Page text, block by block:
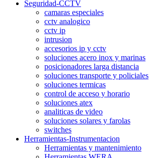
Seguridad-CCTV
camaras especiales
cctv analogico
cctv ip
intrusion
accesorios ip y cctv
soluciones acero inox y marinas
posicionadores larga distancia
soluciones transporte y policiales
soluciones termicas
control de acceso y horario
soluciones atex
analiticas de video
soluciones solares y farolas
switches
Herramientas-Instrumentacion
Herramientas y mantenimiento